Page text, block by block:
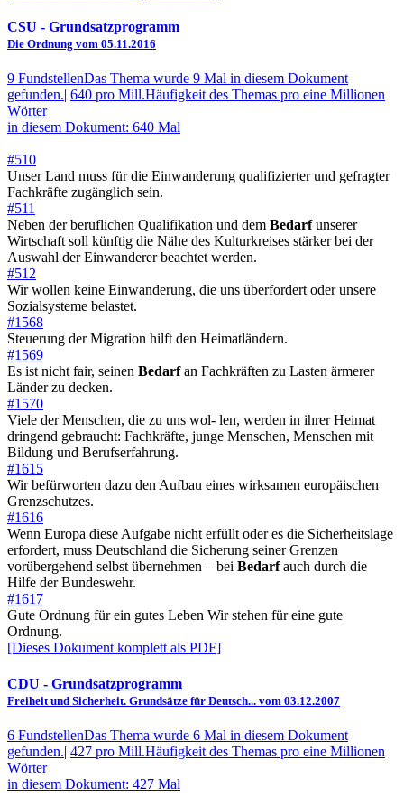
CSU - Grundsatzprogramm
Die Ordnung vom 05.11.2016
9 FundstellenDas Thema wurde 9 Mal in diesem Dokument
gefunden.| 640 pro Mill.Häufigkeit des Themas pro eine Millionen
Wörter
in diesem Dokument: 640 Mal
#510
Unser Land muss für die Einwanderung qualifizierter und gefragter
Fachkräfte zugänglich sein.
#511
Neben der beruflichen Qualifikation und dem Bedarfunserer
Wirtschaft soll künftig die Nähe des Kulturkreises stärker bei der
Auswahl der Einwanderer beachtet werden.
#512
Wir wollen keine Einwanderung, die uns überfordert oder unsere
Sozialsysteme belastet.
#1568
Steuerung der Migration hilft den Heimatländern.
#1569
Es ist nicht fair, seinen Bedarfan Fachkräften zu Lasten ärmerer
Länder zu decken.
#1570
Viele der Menschen, die zu uns wol- len, werden in ihrer Heimat
dringend gebraucht: Fachkräfte, junge Menschen, Menschen mit
Bildung und Berufserfahrung.
#1615
Wir befürworten dazu den Aufbau eines wirksamen europäischen
Grenzschutzes.
#1616
Wenn Europa diese Aufgabe nicht erfüllt oder es die Sicherheitslage
erfordert, muss Deutschland die Sicherung seiner Grenzen
vorübergehend selbst übernehmen – bei Bedarfauch durch die
Hilfe der Bundeswehr.
#1617
Gute Ordnung für ein gutes Leben Wir stehen für eine gute
Ordnung.
[Dieses Dokument komplett als PDF]
CDU - Grundsatzprogramm
Freiheit und Sicherheit. Grundsätze für Deutsch... vom 03.12.2007
6 FundstellenDas Thema wurde 6 Mal in diesem Dokument
gefunden.| 427 pro Mill.Häufigkeit des Themas pro eine Millionen
Wörter
in diesem Dokument: 427 Mal